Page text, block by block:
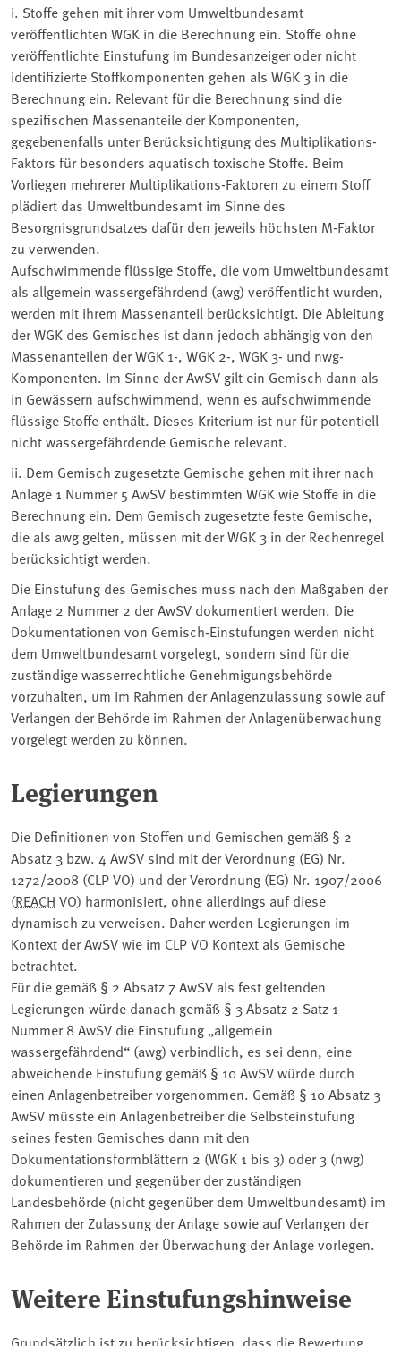
i. Stoffe gehen mit ihrer vom Umweltbundesamt
veröffentlichten WGK in die Berechnung ein. Stoffe ohne
veröffentlichte Einstufung im Bundesanzeiger oder nicht
identifizierte Stoffkomponenten gehen als WGK 3 in die
Berechnung ein. Relevant für die Berechnung sind die
spezifischen Massenanteile der Komponenten,
gegebenenfalls unter Berücksichtigung des Multiplikations-
Faktors für besonders aquatisch toxische Stoffe. Beim
Vorliegen mehrerer Multiplikations-Faktoren zu einem Stoff
plädiert das Umweltbundesamt im Sinne des
Besorgnisgrundsatzes dafür den jeweils höchsten M-Faktor
zu verwenden.
Aufschwimmende flüssige Stoffe, die vom Umweltbundesamt
als allgemein wassergefährdend (awg) veröffentlicht wurden,
werden mit ihrem Massenanteil berücksichtigt. Die Ableitung
der WGK des Gemisches ist dann jedoch abhängig von den
Massenanteilen der WGK 1-, WGK 2-, WGK 3- und nwg-
Komponenten. Im Sinne der AwSV gilt ein Gemisch dann als
in Gewässern aufschwimmend, wenn es aufschwimmende
flüssige Stoffe enthält. Dieses Kriterium ist nur für potentiell
nicht wassergefährdende Gemische relevant.
ii. Dem Gemisch zugesetzte Gemische gehen mit ihrer nach
Anlage 1 Nummer 5 AwSV bestimmten WGK wie Stoffe in die
Berechnung ein. Dem Gemisch zugesetzte feste Gemische,
die als awg gelten, müssen mit der WGK 3 in der Rechenregel
berücksichtigt werden.
Die Einstufung des Gemisches muss nach den Maßgaben der
Anlage 2 Nummer 2 der AwSV dokumentiert werden. Die
Dokumentationen von Gemisch-Einstufungen werden nicht
dem Umweltbundesamt vorgelegt, sondern sind für die
zuständige wasserrechtliche Genehmigungsbehörde
vorzuhalten, um im Rahmen der Anlagenzulassung sowie auf
Verlangen der Behörde im Rahmen der Anlagenüberwachung
vorgelegt werden zu können.
Legierungen
Die Definitionen von Stoffen und Gemischen gemäß § 2
Absatz 3 bzw. 4 AwSV sind mit der Verordnung (EG) Nr.
1272/2008 (CLP VO) und der Verordnung (EG) Nr. 1907/2006
(REACH VO) harmonisiert, ohne allerdings auf diese
dynamisch zu verweisen. Daher werden Legierungen im
Kontext der AwSV wie im CLP VO Kontext als Gemische
betrachtet.
Für die gemäß § 2 Absatz 7 AwSV als fest geltenden
Legierungen würde danach gemäß § 3 Absatz 2 Satz 1
Nummer 8 AwSV die Einstufung „allgemein
wassergefährdend“ (awg) verbindlich, es sei denn, eine
abweichende Einstufung gemäß § 10 AwSV würde durch
einen Anlagenbetreiber vorgenommen. Gemäß § 10 Absatz 3
AwSV müsste ein Anlagenbetreiber die Selbsteinstufung
seines festen Gemisches dann mit den
Dokumentationsformblättern 2 (WGK 1 bis 3) oder 3 (nwg)
dokumentieren und gegenüber der zuständigen
Landesbehörde (nicht gegenüber dem Umweltbundesamt) im
Rahmen der Zulassung der Anlage sowie auf Verlangen der
Behörde im Rahmen der Überwachung der Anlage vorlegen.
Weitere Einstufungshinweise
Grundsätzlich ist zu berücksichtigen, dass die Bewertung